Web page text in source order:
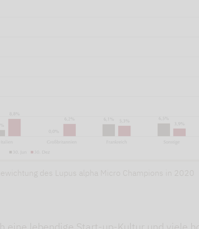
des Lupus alpha Micro Champions in 2020